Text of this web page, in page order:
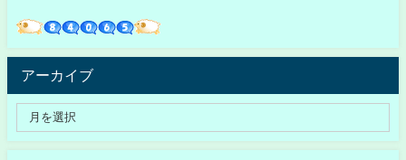
アーカイブ